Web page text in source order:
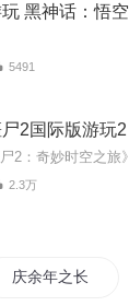
黑神话：悟空
5491
2国际版游玩2
2.3万
庆余年之长歌行